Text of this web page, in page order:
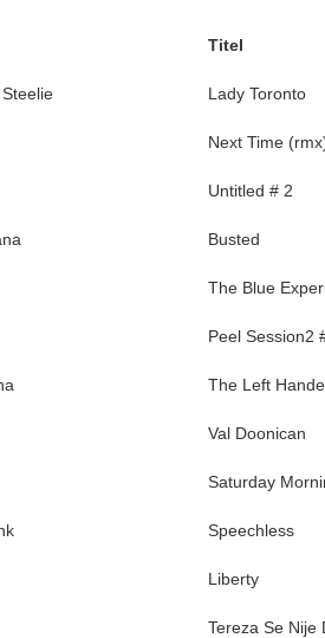
Titel
Lady Toronto
Next Time
Untitled # 2
Busted
The Blue
Peel Session2
The Left
Val Doonican
Saturday
Speechless
Liberty
Tereza Se Nije